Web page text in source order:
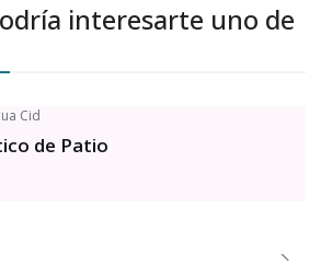
interesarte uno de
Cid
de Patio